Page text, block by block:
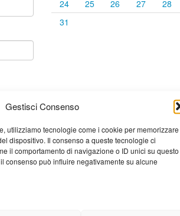
Gestisci Consenso
utilizziamo tecnologie come i cookie per memorizzare
dispositivo. Il consenso a queste tecnologie ci
il comportamento di navigazione o ID unici su questo
consenso può influire negativamente su alcune
24
25 26 27 28
31